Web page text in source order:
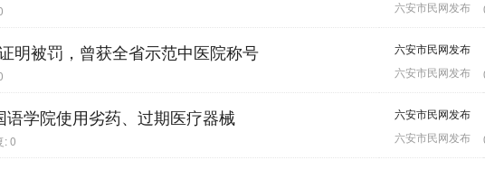
六安市民网发布
明被罚，曾获全省示范中医院称号 六安市民网发布
六安市民网发布
学院使用劣药、过期医疗器械
:0
六安市民网发布
六安市民网发布